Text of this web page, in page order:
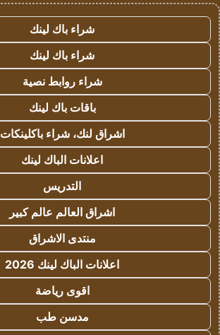
شراء باك لينك
شراء باك لينك
شراء روابط نصية
باقات باك لينك
اشراق لنك، شراء باكلينكات
اعلانات الباك لينك
التدريس
اشراق العالم عالم كبير
منتدى الاشراق
اعلانات الباك لينك 2026
اقوى رياضة
مدسن طب